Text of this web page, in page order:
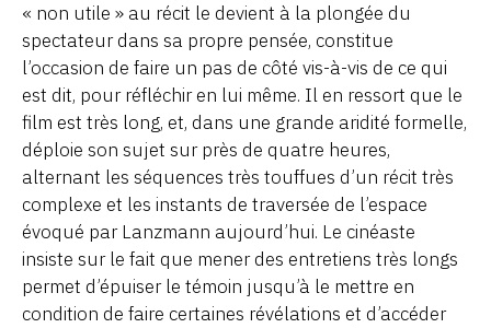
« non utile » au récit le devient à la plongée du
spectateur dans sa propre pensée, constitue
l’occasion de faire un pas de côté vis-à-vis de ce qui
est dit, pour réfléchir en lui même. Il en ressort que le
film est très long, et, dans une grande aridité formelle,
déploie son sujet sur près de quatre heures,
alternant les séquences très touffues d’un récit très
complexe et les instants de traversée de l’espace
évoqué par Lanzmann aujourd’hui. Le cinéaste
insiste sur le fait que mener des entretiens très longs
permet d’épuiser le témoin jusqu’à le mettre en
condition de faire certaines révélations et d’accéder